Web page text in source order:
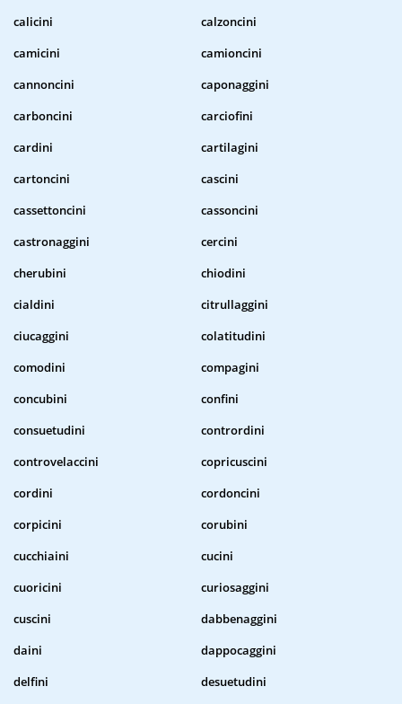
calicini
calzoncini
camicini
camioncini
cannoncini
caponaggini
carboncini
carciofini
cardini
cartilagini
cartoncini
cascini
cassettoncini
cassoncini
castronaggini
cercini
cherubini
chiodini
cialdini
citrullaggini
ciucaggini
colatitudini
comodini
compagini
concubini
confini
consuetudini
contrordini
controvelaccini
copricuscini
cordini
cordoncini
corpicini
corubini
cucchiaini
cucini
cuoricini
curiosaggini
cuscini
dabbenaggini
daini
dappocaggini
delfini
desuetudini